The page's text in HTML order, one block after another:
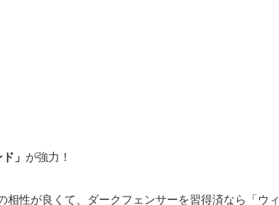
」 が強力！
性が良くて、ダークフェンサーを習得済なら「ウィ